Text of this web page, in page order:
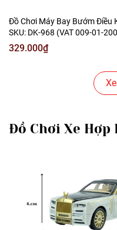
Đồ Chơi Máy Bay Bướm Điều
SKU: DK-968 (VAT 009-01-
329.000₫
Đồ Chơi Xe Hợp